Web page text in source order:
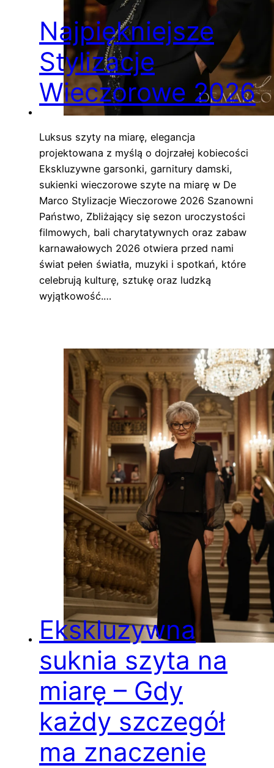
Najpiękniejsze
Stylizacje
Wieczorowe 2026
Luksus szyty na miarę, elegancja
projektowana z myślą o dojrzałej kobiecości
Ekskluzywne garsonki, garnitury damski,
sukienki wieczorowe szyte na miarę w De
Marco Stylizacje Wieczorowe 2026 Szanowni
Państwo, Zbliżający się sezon uroczystości
filmowych, bali charytatywnych oraz zabaw
karnawałowych 2026 otwiera przed nami
świat pełen światła, muzyki i spotkań, które
celebrują kulturę, sztukę oraz ludzką
wyjątkowość.…
Ekskluzywna
suknia szyta na
miarę – Gdy
każdy szczegół
ma znaczenie